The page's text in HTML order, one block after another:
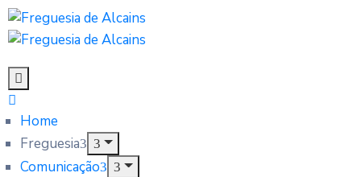
Home
Freguesia
Comunicação